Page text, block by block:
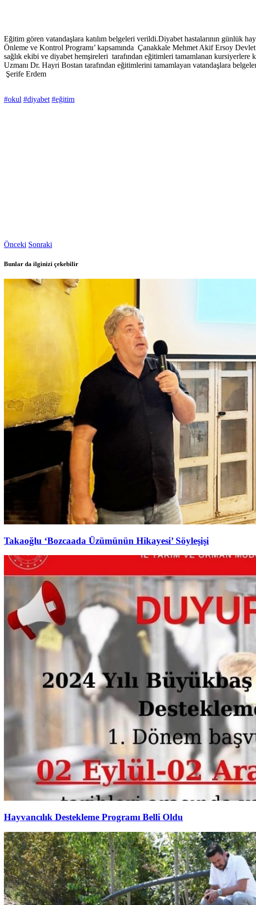
Eğitim gören vatandaşlara katılım belgeleri verildi.Diyabet hastalarının günlük
Önleme ve Kontrol Programı’ kapsamında Çanakkale Mehmet Akif Ersoy
sağlık ekibi ve diyabet hemşireleri tarafından eğitimleri tamamlanan kursiyerlere
Uzmanı Dr. Hayri Bostan tarafından eğitimlerini tamamlayan vatandaşlara
Şerife Erdem
#okul #diyabet #eğitim
Önceki Sonraki
Bunlar da ilginizi çekebilir
Takaoğlu ‘Bozcaada Üzümünün Hikayesi’ Söyleşişi
Hayvancılık Destekleme Programı Belli Oldu